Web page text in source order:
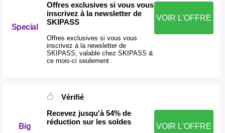
Special
Offres exclusives si vous vous
inscrivez à la newsletter de
SKIPASS
Offres exclusives si vous vous
inscrivez à la newsletter de
SKIPASS, valable chez SKIPASS &
ce mois-ci seulement
VOIR L'OFFRE
Big
Vérifié
Recevez jusqu'à 54% de
réduction sur les soldes
VOIR L'OFFRE